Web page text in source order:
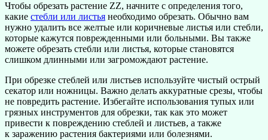
Чтобы обрезать растение ZZ, начните с определения того,
какие стебли или листья необходимо обрезать. Обычно вам
нужно удалить все желтые или коричневые листья или стебли,
которые кажутся поврежденными или больными. Вы также
можете обрезать стебли или листья, которые становятся
слишком длинными или загромождают растение.
При обрезке стеблей или листьев используйте чистый острый
секатор или ножницы. Важно делать аккуратные срезы, чтобы
не повредить растение. Избегайте использования тупых или
грязных инструментов для обрезки, так как это может
привести к повреждению стеблей и листьев, а также
к заражению растения бактериями или болезнями.